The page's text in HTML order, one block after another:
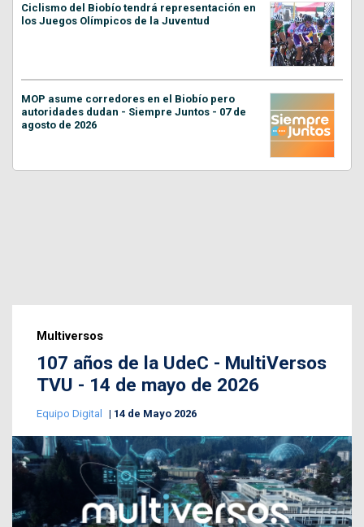
Ciclismo del Biobío tendrá representación en
los Juegos Olímpicos de la Juventud
MOP asume corredores en el Biobío pero
autoridades dudan - Siempre Juntos - 07 de
agosto de 2026
Multiversos
107 años de la UdeC - MultiVersos
TVU - 14 de mayo de 2026
Equipo Digital 14 de Mayo 2026